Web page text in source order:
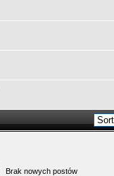
Brak nowych postów